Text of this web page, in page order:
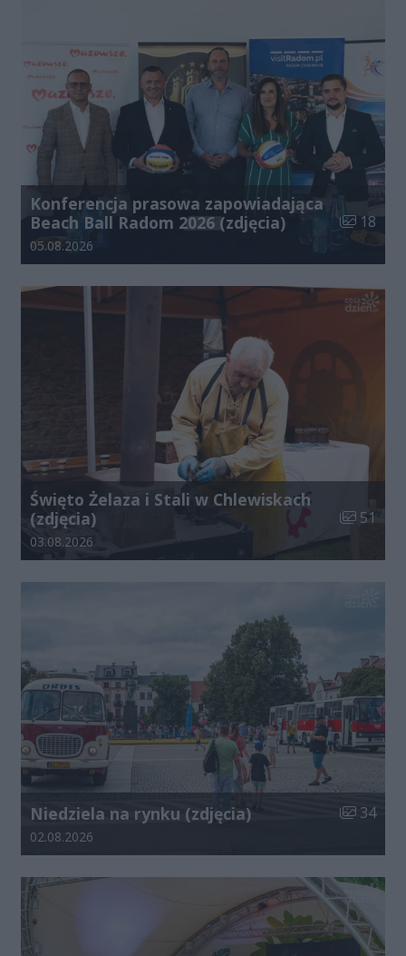
Konferencja prasowa zapowiadająca
Beach Ball Radom 2026 (zdjęcia)
Liczba
18
Data dodania galerii:
05.08.2026
Święto Żelaza i Stali w Chlewiskach
(zdjęcia)
Liczba
51
Data dodania galerii:
03.08.2026
Niedziela na rynku (zdjęcia) Liczba
34
Data dodania galerii:
02.08.2026